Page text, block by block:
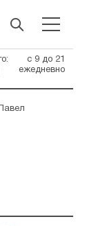
с 9 до 21
ежедневно